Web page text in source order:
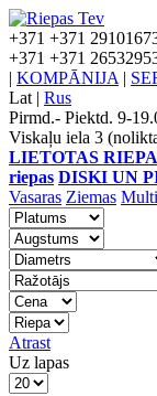
+371 +371
+371 +371
| KOMPĀNIJA |
Lat | Rus
Pirmd.- Piektd. 9-
Viskaļu iela 3
LIETOTAS
riepas DISKI UN
Vasaras Ziemas
Atrast
Uz lapas